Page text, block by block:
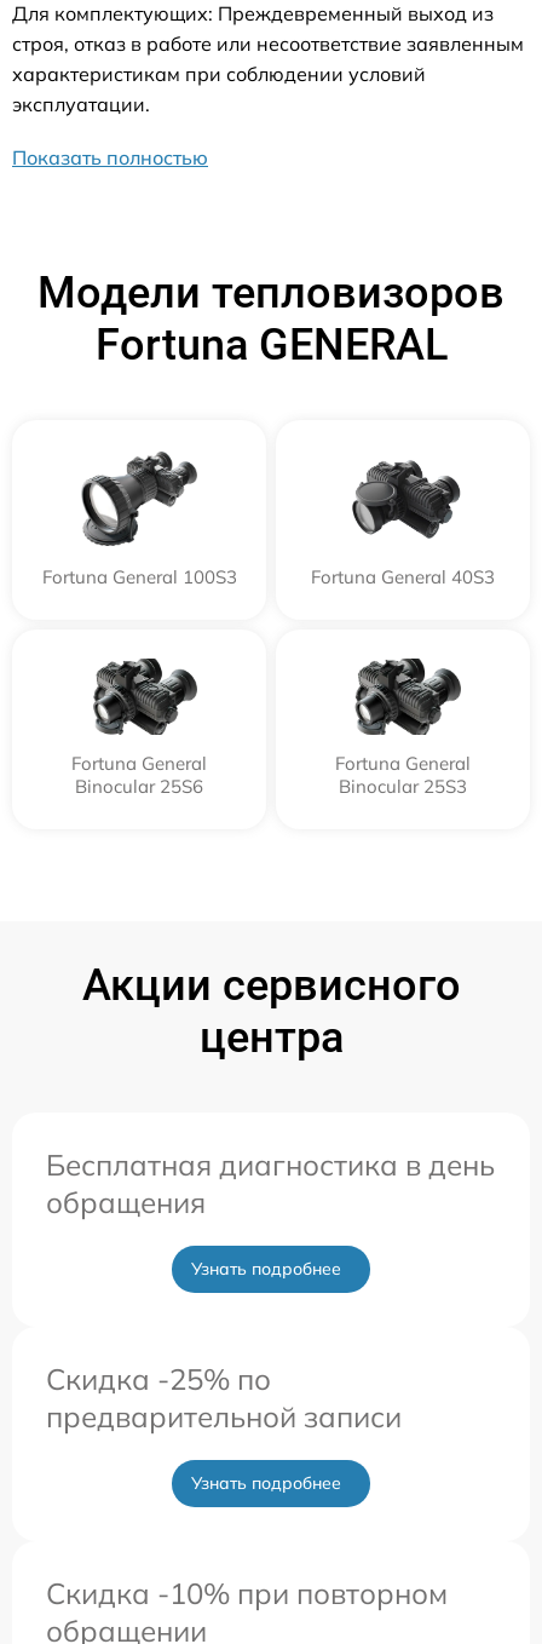
Для комплектующих: Преждевременный выход из
строя, отказ в работе или несоответствие заявленным
характеристикам при соблюдении условий
эксплуатации.
Показать полностью
Модели тепловизоров
Fortuna GENERAL
Fortuna General 100S3 Fortuna General 40S3
Fortuna General
Binocular 25S6
Fortuna General
Binocular 25S3
Акции сервисного
центра
Бесплатная диагностика в день
обращения
Узнать подробнее
Скидка -25% по
предварительной записи
Узнать подробнее
Скидка -10% при повторном
обращении